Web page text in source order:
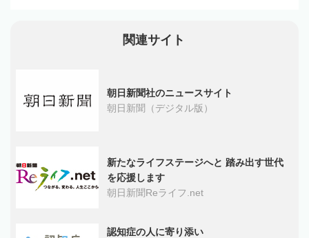
関連サイト
朝日新聞社のニュースサイト
朝日新聞（デジタル版）
新たなライフステージへと 踏み出す世代
を応援します
朝日新聞Reライフ.net
認知症の人に寄り添い